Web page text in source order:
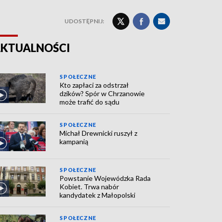
UDOSTĘPNIJ:
SPOŁECZNE
Kto zapłaci za odstrzał
dzików? Spór w Chrzanowie
może trafić do sądu
SPOŁECZNE
Michał Drewnicki ruszył z
kampanią
SPOŁECZNE
Powstanie Wojewódzka Rada
Kobiet. Trwa nabór
kandydatek z Małopolski
SPOŁECZNE